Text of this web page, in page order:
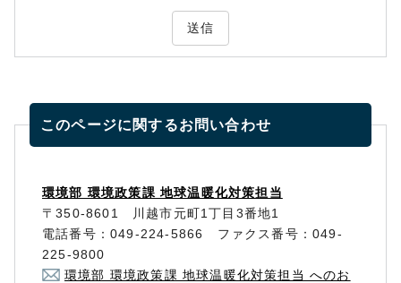
送信
このページに関するお問い合わせ
環境部 環境政策課 地球温暖化対策担当
〒350-8601 川越市元町1丁目3番地1
電話番号：049-224-5866 ファクス番号：049-
225-9800
環境部 環境政策課 地球温暖化対策担当 へのお